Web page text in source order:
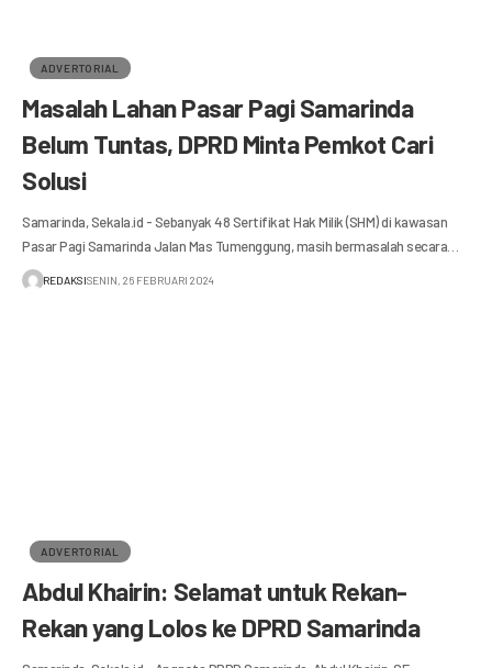
ADVERTORIAL
Masalah Lahan Pasar Pagi Samarinda
Belum Tuntas, DPRD Minta Pemkot Cari
Solusi
Samarinda, Sekala.id - Sebanyak 48 Sertifikat Hak Milik (SHM) di kawasan
Pasar Pagi Samarinda Jalan Mas Tumenggung, masih bermasalah secara…
REDAKSISENIN, 26 FEBRUARI 2024
ADVERTORIAL
Abdul Khairin: Selamat untuk Rekan-
Rekan yang Lolos ke DPRD Samarinda